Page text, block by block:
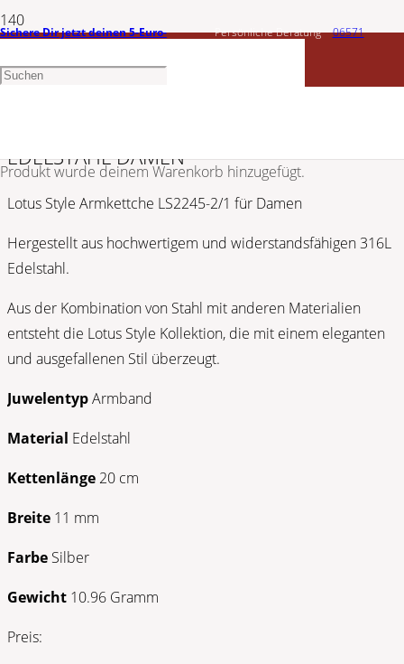
Sichere Dir jetzt deinen 5-Euro-
Gutschein
Persönliche Beratung 06571
Produktwurde deinem Warenkorb hinzugefügt.
EDELSTAHL DAMEN
Lotus Style Armkettche LS2245-2/1 für Damen
Hergestellt aus hochwertigem und widerstandsfähigen 316L
Edelstahl.
Aus der Kombination von Stahl mit anderen Materialien
entsteht die Lotus Style Kollektion, die mit einem eleganten
und ausgefallenen Stil überzeugt.
JuwelentypArmband
Material Edelstahl
Kettenlänge 20 cm
Breite 11 mm
Farbe Silber
Gewicht 10.96 Gramm
Preis: